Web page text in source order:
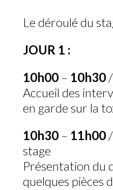
Le déroulé du
JOUR 1 :
10h00– 10h30/
Accueil des
en garde sur la
10h30– 11h00/
stage
Présentation du
quelques pièces